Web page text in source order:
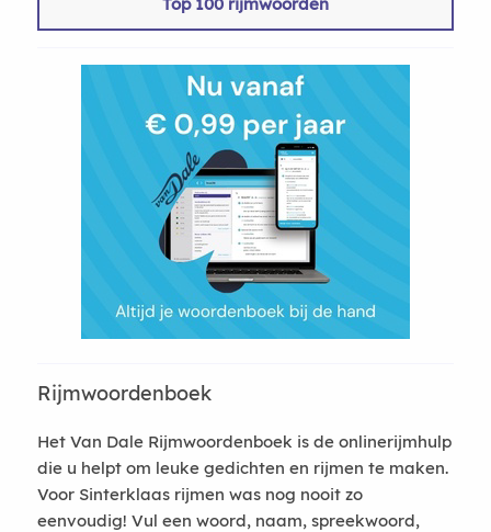
Rijmwoordenboek
Het Van Dale Rijmwoordenboek is de onlinerijmhulp
die u helpt om leuke gedichten en rijmen te maken.
Voor Sinterklaas rijmen was nog nooit zo
eenvoudig! Vul een woord, naam, spreekwoord,